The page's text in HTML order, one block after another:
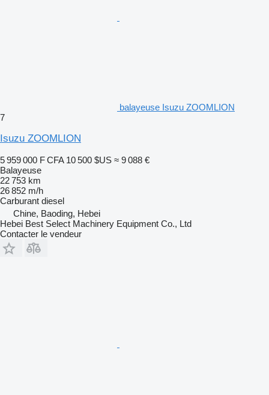
balayeuse Isuzu ZOOMLION
7
Isuzu ZOOMLION
5 959 000 F CFA 10 500 $US ≈ 9 088 €
Balayeuse
22 753 km
26 852 m/h
Carburant diesel
Chine, Baoding, Hebei
Hebei Best Select Machinery Equipment Co., Ltd
Contacter le vendeur